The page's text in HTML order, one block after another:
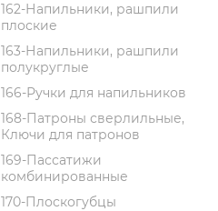
162-Напильники, рашпили
плоские
163-Напильники, рашпили
полукруглые
166-Ручки для напильников
168-Патроны сверлильные,
Ключи для патронов
169-Пассатижи
комбинированные
170-Плоскогубцы